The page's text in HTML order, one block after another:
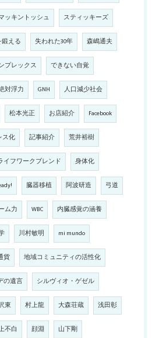
ッキントッシュ スティッキーズ
える 失われた30年 森嶋通夫
プレックス できない自覚
対浮力 GNH 人口減少社会
松本光正 お店紹介 Facebook
ス化 記事紹介 荒井裕樹
イフワークブレンド 身体化
臓器移植 阿波研造 弓道
ム力 WBC 内臓感覚の涵養
川村敏明 mi mundo
貨 地域コミュニティの活性化
の遺言 シルヴィオ・ゲゼル
東 村上龍 大森荘蔵 浅田彰
不白 顔淵 山下剛